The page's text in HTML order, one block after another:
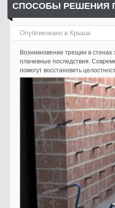
СПОСОБЫ РЕШЕНИЯ
Опубликовано в Крыша
Возникновение трещин в
плачевные последствия.
помогут восстановить